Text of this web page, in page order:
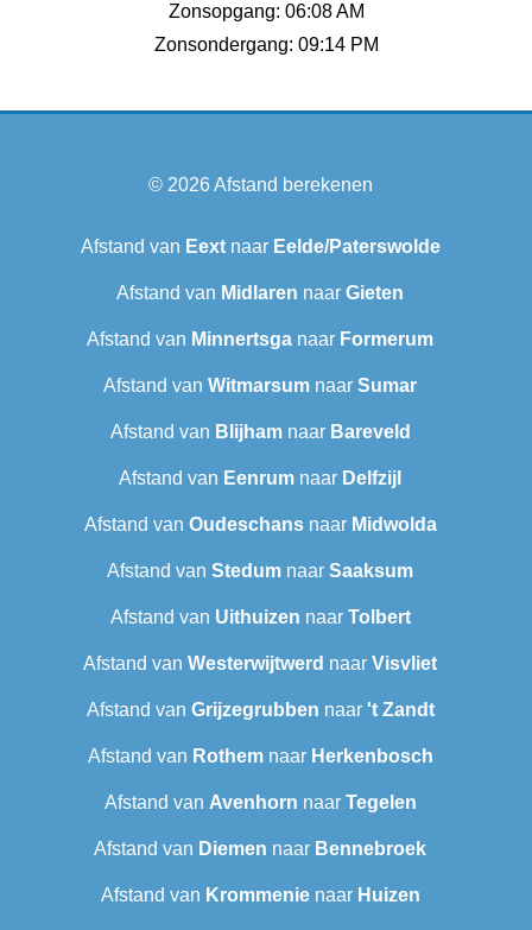
Zonsopgang: 06:08 AM
Zonsondergang: 09:14 PM
© 2026Afstand berekenen
Afstand van Eextnaar Eelde/Paterswolde
Afstand van Midlaren naar Gieten
Afstand van Minnertsga naar Formerum
Afstand van Witmarsum naar Sumar
Afstand van Blijhamnaar Bareveld
Afstand van Eenrum naar Delfzijl
Afstand van Oudeschansnaar Midwolda
Afstand van Stedum naar Saaksum
Afstand van Uithuizen naar Tolbert
Afstand van Westerwijtwerd naar Visvliet
Afstand van Grijzegrubben naar 't Zandt
Afstand van Rothemnaar Herkenbosch
Afstand van Avenhorn naar Tegelen
Afstand van Diemen naar Bennebroek
Afstand van Krommenienaar Huizen